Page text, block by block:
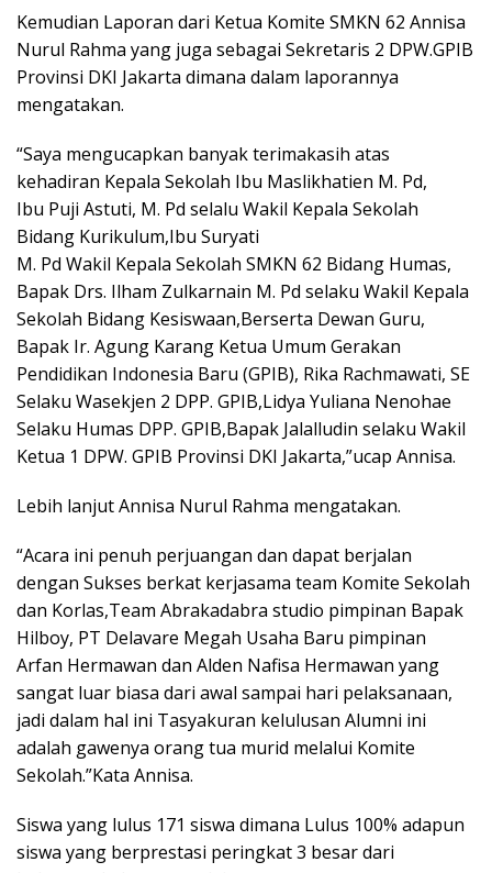
Kemudian Laporan dari Ketua Komite SMKN 62 Annisa
Nurul Rahma yang juga sebagai Sekretaris 2 DPW.GPIB
Provinsi DKI Jakarta dimana dalam laporannya
mengatakan.
“Saya mengucapkan banyak terimakasih atas
kehadiran Kepala Sekolah Ibu Maslikhatien M. Pd,
Ibu Puji Astuti, M. Pd selalu Wakil Kepala Sekolah
Bidang Kurikulum,Ibu Suryati
M. Pd Wakil Kepala Sekolah SMKN 62 Bidang Humas,
Bapak Drs. Ilham Zulkarnain M. Pd selaku Wakil Kepala
Sekolah Bidang Kesiswaan,Berserta Dewan Guru,
Bapak Ir. Agung Karang Ketua Umum Gerakan
Pendidikan Indonesia Baru (GPIB), Rika Rachmawati, SE
Selaku Wasekjen 2 DPP. GPIB,Lidya Yuliana Nenohae
Selaku Humas DPP. GPIB,Bapak Jalalludin selaku Wakil
Ketua 1 DPW. GPIB Provinsi DKI Jakarta,”ucap Annisa.
Lebih lanjut Annisa Nurul Rahma mengatakan.
“Acara ini penuh perjuangan dan dapat berjalan
dengan Sukses berkat kerjasama team Komite Sekolah
dan Korlas,Team Abrakadabra studio pimpinan Bapak
Hilboy, PT Delavare Megah Usaha Baru pimpinan
Arfan Hermawan dan Alden Nafisa Hermawan yang
sangat luar biasa dari awal sampai hari pelaksanaan,
jadi dalam hal ini Tasyakuran kelulusan Alumni ini
adalah gawenya orang tua murid melalui Komite
Sekolah.”Kata Annisa.
Siswa yang lulus 171 siswa dimana Lulus 100% adapun
siswa yang berprestasi peringkat 3 besar dari